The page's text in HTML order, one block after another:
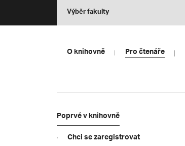
Výběr fakulty
O knihovně Pro čtenáře
Poprvé v knihovně
Chci se zaregistrovat